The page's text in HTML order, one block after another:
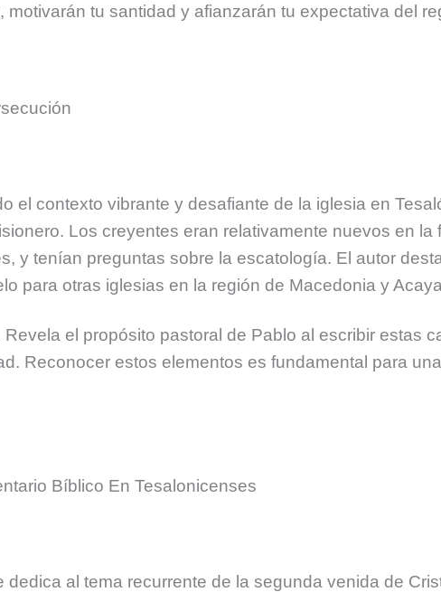
tu santidad y afianzarán tu expectativa del
el contexto vibrante y desafiante de la iglesia en
Los creyentes eran relativamente nuevos en la
y tenían preguntas sobre la escatología. El autor
para otras iglesias en la región de Macedonia y
el propósito pastoral de Pablo al escribir estas
Reconocer estos elementos es fundamental para
Bíblico En Tesalonicenses
dedica al tema recurrente de la segunda venida de